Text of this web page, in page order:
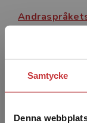
Samtycke
Denna
texterna finns
Exkl. moms: 223